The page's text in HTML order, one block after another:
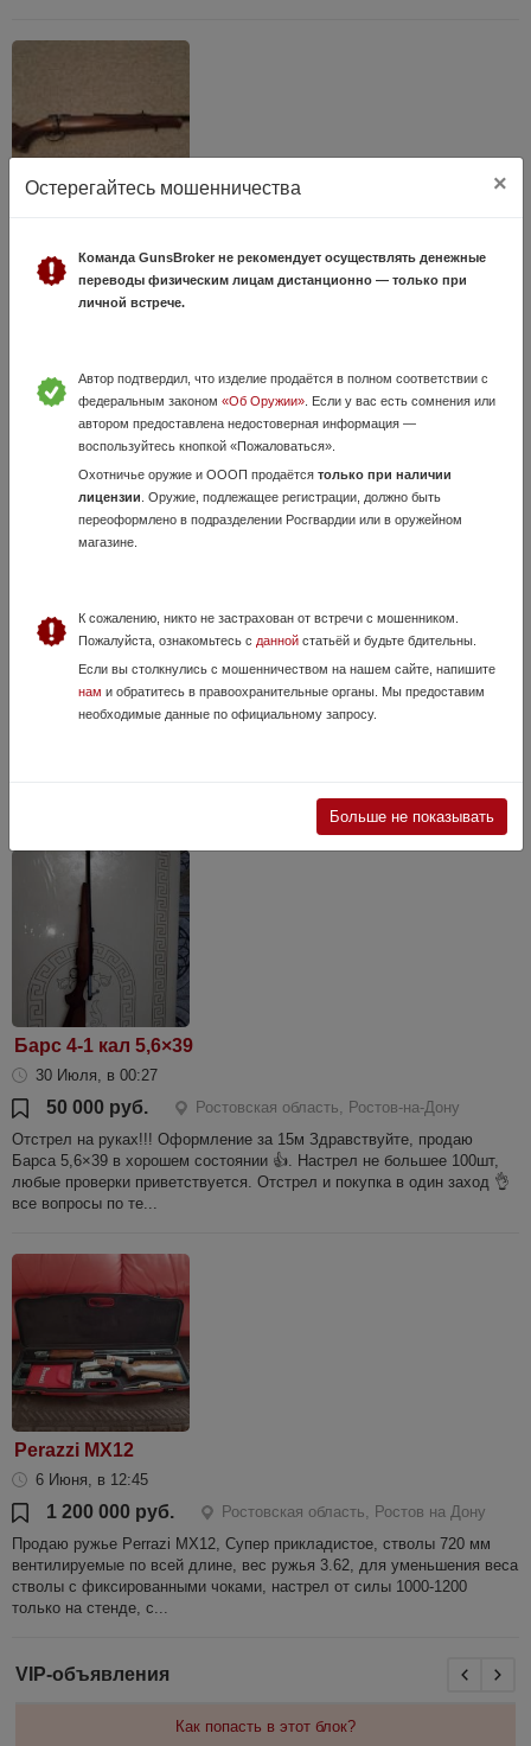
2 Августа, в 16:59
250 000 руб.
шнеллер. Классическая винтовка из метала и дерева для настоящих
мужчин, истинных...
Marlin 1895G
30 Июля, в 16:27
350 000 руб.
Ростовская область, Ростов-на-Дону
длина ствола 470мм, нарезы-6 правостор...
Барс 4-1 кал 5,6×39
30 Июля, в 00:27
50 000 руб.
Ростовская область, Ростов-на-Дону
Отстрел на руках!!! Оформление за 15м Здравствуйте, продаю
Барса 5,6×39 в хорошем состоянии 👍. Настрел не большее 100шт,
любые проверки приветствуется. Отстрел и покупка в один заход 👌
все вопросы по те...
Perazzi MX12
6 Июня, в 12:45
1 200 000 руб.
Ростовская область, Ростов на Дону
Продаю ружье Perrazi MX12, Супер прикладистое, стволы 720 мм
вентилируемые по всей длине, вес ружья 3.62, для уменьшения веса
стволы с фиксированными чоками, настрел от силы 1000-1200
только на стенде, с...
Остерегайтесь мошенничества ×
Команда GunsBroker не рекомендует осуществлять денежные
переводы физическим лицам дистанционно — только при
личной встрече.
Автор подтвердил, что изделие продаётся в полном соответствии с
федеральным законом «Об Оружии». Если у вас есть сомнения или
автором предоставлена недостоверная информация —
воспользуйтесь кнопкой «Пожаловаться».
Охотничье оружие и ОООП продаётся только при наличии
лицензии . Оружие, подлежащее регистрации, должно быть
переоформлено в подразделении Росгвардии или в оружейном
магазине.
К сожалению, никто не застрахован от встречи с мошенником.
Пожалуйста, ознакомьтесь с даннойстатьёй и будьте бдительны.
Если вы столкнулись с мошенничеством на нашем сайте, напишите
нам и обратитесь в правоохранительные органы. Мы предоставим
необходимые данные по официальному запросу.
Больше не показывать
VIP-объявления
Как попасть в этот блок?